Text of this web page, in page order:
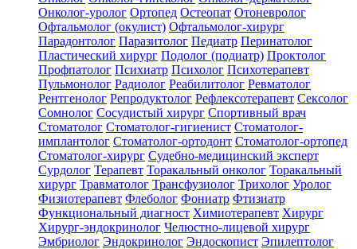
Онколог-уролог Ортопед Остеопат Отоневролог
Офтальмолог (окулист) Офтальмолог-хирург
Парадонтолог Паразитолог Педиатр Перинатолог
Пластический хирург Подолог (подиатр) Проктолог
Профпатолог Психиатр Психолог Психотерапевт
Пульмонолог Радиолог Реабилитолог Ревматолог
Рентгенолог Репродуктолог Рефлексотерапевт Сексолог
Сомнолог Сосудистый хирург Спортивный врач
Стоматолог Стоматолог-гигиенист Стоматолог-
имплантолог Стоматолог-ортодонт Стоматолог-ортопед
Стоматолог-хирург Судебно-медицинский эксперт
Сурдолог Терапевт Торакальный онколог Торакальный
хирург Травматолог Трансфузиолог Трихолог Уролог
Физиотерапевт Флеболог Фониатр Фтизиатр
Функциональный диагност Химиотерапевт Хирург
Хирург-эндокринолог Челюстно-лицевой хирург
Эмбриолог Эндокринолог Эндоскопист Эпилептолог